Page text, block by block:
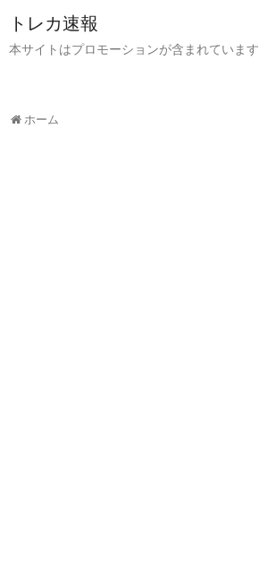
トレカ速報
本サイトはプロモーションが含まれています
ホーム